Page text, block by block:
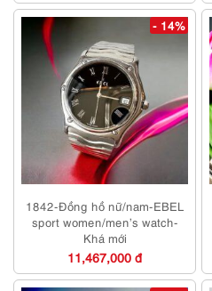
- 14%
1842-Đồng hồ nữ/nam-EBEL
sport women/men’s watch-
Khá mới
11,467,000 đ